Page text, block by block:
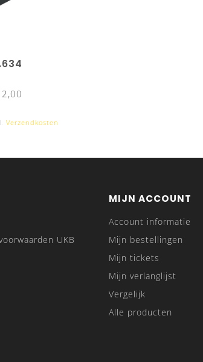
Verzendkosten
UKB
MIJN ACCOUNT
Account informatie
Mijn bestellingen
Mijn tickets
Mijn verlanglijst
Vergelijk
Alle producten